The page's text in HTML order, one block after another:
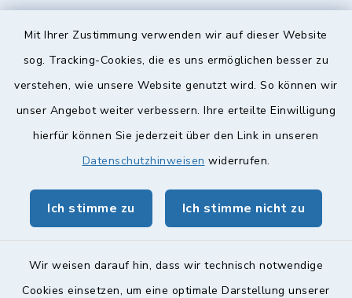
Mit Ihrer Zustimmung verwenden wir auf dieser Website
sog. Tracking-Cookies, die es uns ermöglichen besser zu
verstehen, wie unsere Website genutzt wird. So können wir
unser Angebot weiter verbessern. Ihre erteilte Einwilligung
hierfür können Sie jederzeit über den Link in unseren
Datenschutzhinweisen widerrufen.
Ich stimme zu Ich stimme nicht zu
Wir weisen darauf hin, dass wir technisch notwendige
Cookies einsetzen, um eine optimale Darstellung unserer
Quicklinks
Landkreis Lichtenfels
geoPortal Lichtenfels